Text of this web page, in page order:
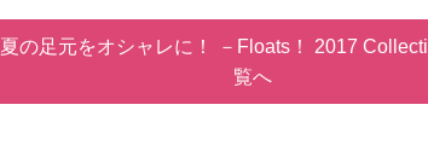
夏の足元をオシャレに！ －Floats！ 2017
覧へ